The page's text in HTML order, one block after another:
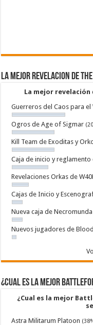
La mejor revelacion de
La mejor revelación
Guerreros del Caos para el
Ogros de Age of Sigmar
Kill Team de Exoditas y
Caja de inicio y
Revelaciones Orkas de
Cajas de Inicio y
Nueva caja de
Nuevos jugadores de
¿Cual es la mejor
¿Cual es la mejor
Astra Militarum Platoon